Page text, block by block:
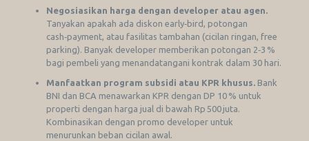
Negosiasikan harga dengan developer atau agen.
Tanyakan apakah ada diskon early‑bird, potongan
cash‑payment, atau fasilitas tambahan (cicilan ringan, free
parking). Banyak developer memberikan potongan 2‑3 %
bagi pembeli yang menandatangani kontrak dalam 30 hari.
Manfaatkan program subsidi atau KPR khusus. Bank
BNI dan BCA menawarkan KPR dengan DP 10 % untuk
properti dengan harga jual di bawah Rp 500 juta.
Kombinasikan dengan promo developer untuk
menurunkan beban cicilan awal.